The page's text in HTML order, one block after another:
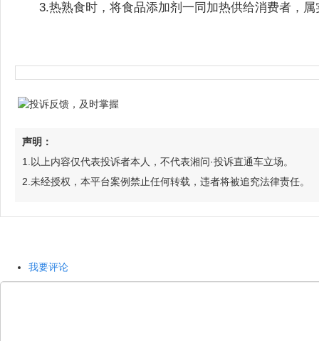
3.热熟食时，将食品添加剂一同加热供给消费者，属
声明：
1.以上内容仅代表投诉者本人，不代表湘问·投诉直通车立场。
2.未经授权，本平台案例禁止任何转载，违者将被追究法律责任。
我要评论